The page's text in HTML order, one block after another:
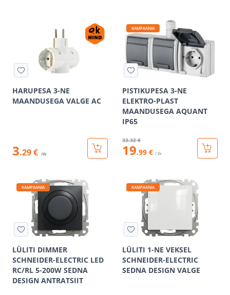
HARUPESA 3-NE
MAANDUSEGA VALGE AC
3.29 € /tk
KAMPAANIA
PISTIKUPESA 3-NE
ELEKTRO-PLAST
MAANDUSEGA AQUANT
IP65
33.32 €
19.99 € / tk
KAMPAANIA
LÜLITI DIMMER
SCHNEIDER-ELECTRIC LED
RC/RL 5-200W SEDNA
DESIGN ANTRATSIIT
KAMPAANIA
LÜLITI 1-NE VEKSEL
SCHNEIDER-ELECTRIC
SEDNA DESIGN VALGE